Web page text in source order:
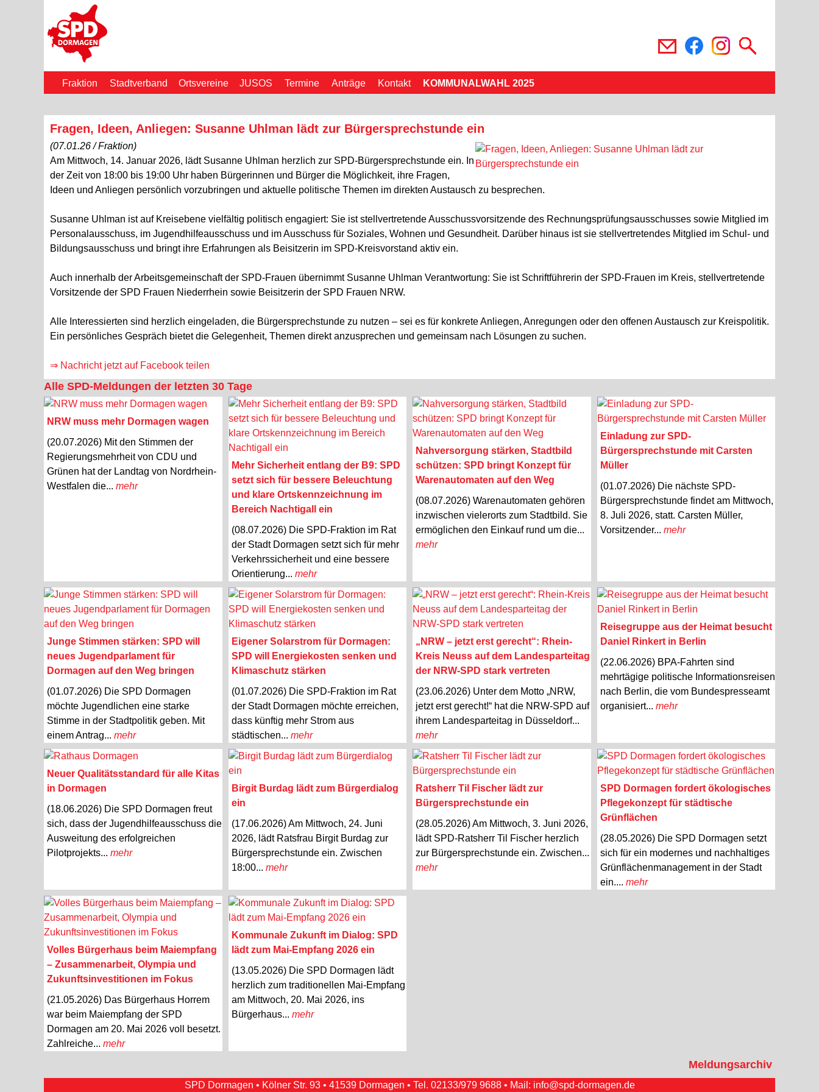
Fraktion Stadtverband Ortsvereine JUSOS Termine Anträge Kontakt KOMMUNALWAHL 2025
Fragen, Ideen, Anliegen: Susanne Uhlman lädt zur Bürgersprechstunde ein
(07.01.26 / Fraktion)
Am Mittwoch, 14. Januar 2026, lädt Susanne Uhlman herzlich zur SPD-Bürgersprechstunde ein. In
der Zeit von 18:00 bis 19:00 Uhr haben Bürgerinnen und Bürger die Möglichkeit, ihre Fragen,
Ideen und Anliegen persönlich vorzubringen und aktuelle politische Themen im direkten Austausch zu besprechen.
Susanne Uhlman ist auf Kreisebene vielfältig politisch engagiert: Sie ist stellvertretende Ausschussvorsitzende des Rechnungsprüfungsausschusses sowie Mitglied im
Personalausschuss, im Jugendhilfeausschuss und im Ausschuss für Soziales, Wohnen und Gesundheit. Darüber hinaus ist sie stellvertretendes Mitglied im Schul- und
Bildungsausschuss und bringt ihre Erfahrungen als Beisitzerin im SPD-Kreisvorstand aktiv ein.
Auch innerhalb der Arbeitsgemeinschaft der SPD-Frauen übernimmt Susanne Uhlman Verantwortung: Sie ist Schriftführerin der SPD-Frauen im Kreis, stellvertretende
Vorsitzende der SPD Frauen Niederrhein sowie Beisitzerin der SPD Frauen NRW.
Alle Interessierten sind herzlich eingeladen, die Bürgersprechstunde zu nutzen – sei es für konkrete Anliegen, Anregungen oder den offenen Austausch zur Kreispolitik.
Ein persönliches Gespräch bietet die Gelegenheit, Themen direkt anzusprechen und gemeinsam nach Lösungen zu suchen.
⇒ Nachricht jetzt auf Facebook teilen
Alle SPD-Meldungen der letzten 30 Tage
NRW muss mehr Dormagen wagen
(20.07.2026) Mit den Stimmen der
Regierungsmehrheit von CDU und
Grünen hat der Landtag von Nordrhein-
Westfalen die... mehr
Mehr Sicherheit entlang der B9: SPD
setzt sich für bessere Beleuchtung
und klare Ortskennzeichnung im
Bereich Nachtigall ein
(08.07.2026) Die SPD-Fraktion im Rat
der Stadt Dormagen setzt sich für mehr
Verkehrssicherheit und eine bessere
Orientierung... mehr
Nahversorgung stärken, Stadtbild
schützen: SPD bringt Konzept für
Warenautomaten auf den Weg
(08.07.2026) Warenautomaten gehören
inzwischen vielerorts zum Stadtbild. Sie
ermöglichen den Einkauf rund um die...
mehr
Einladung zur SPD-
Bürgersprechstunde mit Carsten
Müller
(01.07.2026) Die nächste SPD-
Bürgersprechstunde findet am Mittwoch,
8. Juli 2026, statt. Carsten Müller,
Vorsitzender... mehr
Junge Stimmen stärken: SPD will
neues Jugendparlament für
Dormagen auf den Weg bringen
(01.07.2026) Die SPD Dormagen
möchte Jugendlichen eine starke
Stimme in der Stadtpolitik geben. Mit
einem Antrag... mehr
Eigener Solarstrom für Dormagen:
SPD will Energiekosten senken und
Klimaschutz stärken
(01.07.2026) Die SPD-Fraktion im Rat
der Stadt Dormagen möchte erreichen,
dass künftig mehr Strom aus
städtischen... mehr
„NRW – jetzt erst gerecht“: Rhein-
Kreis Neuss auf dem Landesparteitag
der NRW-SPD stark vertreten
(23.06.2026) Unter dem Motto „NRW,
jetzt erst gerecht!“ hat die NRW-SPD auf
ihrem Landesparteitag in Düsseldorf...
mehr
Reisegruppe aus der Heimat besucht
Daniel Rinkert in Berlin
(22.06.2026) BPA-Fahrten sind
mehrtägige politische Informationsreisen
nach Berlin, die vom Bundespresseamt
organisiert... mehr
Neuer Qualitätsstandard für alle Kitas
in Dormagen
(18.06.2026) Die SPD Dormagen freut
sich, dass der Jugendhilfeausschuss die
Ausweitung des erfolgreichen
Pilotprojekts... mehr
Birgit Burdag lädt zum Bürgerdialog
ein
(17.06.2026) Am Mittwoch, 24. Juni
2026, lädt Ratsfrau Birgit Burdag zur
Bürgersprechstunde ein. Zwischen
18:00... mehr
Ratsherr Til Fischer lädt zur
Bürgersprechstunde ein
(28.05.2026) Am Mittwoch, 3. Juni 2026,
lädt SPD-Ratsherr Til Fischer herzlich
zur Bürgersprechstunde ein. Zwischen...
mehr
SPD Dormagen fordert ökologisches
Pflegekonzept für städtische
Grünflächen
(28.05.2026) Die SPD Dormagen setzt
sich für ein modernes und nachhaltiges
Grünflächenmanagement in der Stadt
ein.... mehr
Volles Bürgerhaus beim Maiempfang
– Zusammenarbeit, Olympia und
Zukunftsinvestitionen im Fokus
(21.05.2026) Das Bürgerhaus Horrem
war beim Maiempfang der SPD
Dormagen am 20. Mai 2026 voll besetzt.
Zahlreiche... mehr
Kommunale Zukunft im Dialog: SPD
lädt zum Mai-Empfang 2026 ein
(13.05.2026) Die SPD Dormagen lädt
herzlich zum traditionellen Mai-Empfang
am Mittwoch, 20. Mai 2026, ins
Bürgerhaus... mehr
Meldungsarchiv
SPD Dormagen • Kölner Str. 93 • 41539 Dormagen • Tel. 02133/979 9688• Mail: info@spd-dormagen.de